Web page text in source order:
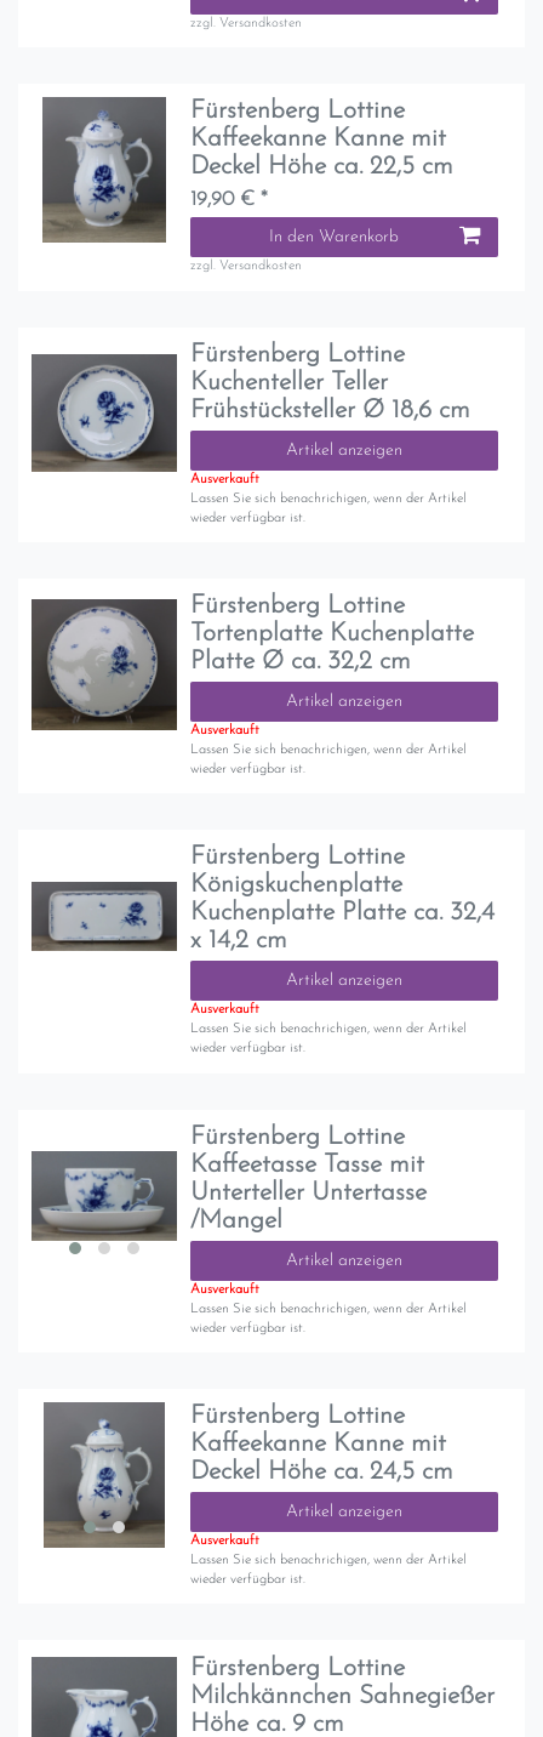
zzgl. Versandkosten
Fürstenberg Lottine
Kaffeekanne Kanne mit
Deckel Höhe ca. 22,5 cm
19,90 € *
In den Warenkorb
zzgl. Versandkosten
Fürstenberg Lottine
Kuchenteller Teller
Frühstücksteller Ø 18,6 cm
Artikel anzeigen
Ausverkauft
Lassen Sie sich benachrichigen, wenn der Artikel
wieder verfügbar ist.
Fürstenberg Lottine
Tortenplatte Kuchenplatte
Platte Ø ca. 32,2 cm
Artikel anzeigen
Ausverkauft
Lassen Sie sich benachrichigen, wenn der Artikel
wieder verfügbar ist.
Fürstenberg Lottine
Königskuchenplatte
Kuchenplatte Platte ca. 32,4
x 14,2 cm
Artikel anzeigen
Ausverkauft
Lassen Sie sich benachrichigen, wenn der Artikel
wieder verfügbar ist.
Fürstenberg Lottine
Kaffeetasse Tasse mit
Unterteller Untertasse
/Mangel
Artikel anzeigen
Ausverkauft
Lassen Sie sich benachrichigen, wenn der Artikel
wieder verfügbar ist.
Fürstenberg Lottine
Kaffeekanne Kanne mit
Deckel Höhe ca. 24,5 cm
Artikel anzeigen
Ausverkauft
Lassen Sie sich benachrichigen, wenn der Artikel
wieder verfügbar ist.
Fürstenberg Lottine
Milchkännchen Sahnegießer
Höhe ca. 9 cm